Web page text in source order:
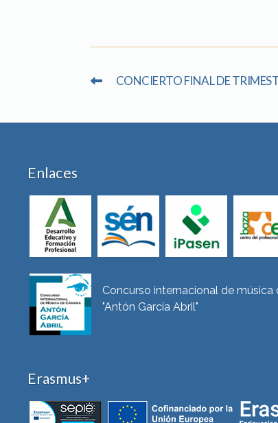
CONCIERTO FINAL DE
Enlaces
Concurso internacional de música
"Antón García Abril"
Erasmus+